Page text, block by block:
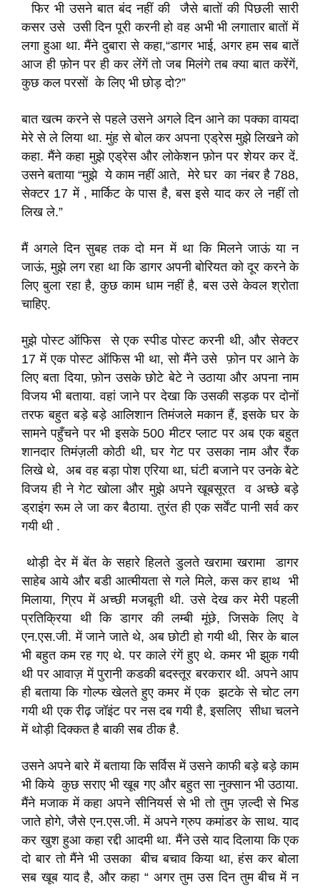
फिर भी उसने बात बंद नहीं की जैसे बातों की पिछली सारी
कसर उसे उसी दिन पूरी करनी हो वह अभी भी लगातार बातों में
लगा हुआ था. मैंने दुबारा से कहा,“डागर भाई, अगर हम सब बातें
आज ही फ़ोन पर ही कर लेंगें तो जब मिलंगे तब क्या बात करेंगें,
कुछ कल परसों के लिए भी छोड़ दो?”
बात खत्म करने से पहले उसने अगले दिन आने का पक्का वायदा
मेरे से ले लिया था. मुंह से बोल कर अपना एड्रेस मुझे लिखने को
कहा. मैंने कहा मुझे एड्रेस और लोकेशन फ़ोन पर शेयर कर दें.
उसने बताया “मुझे ये काम नहीं आते, मेरे घर का नंबर है 788,
सेक्टर 17 में , मार्किट के पास है, बस इसे याद कर ले नहीं तो
लिख ले.”
मैं अगले दिन सुबह तक दो मन में था कि मिलने जाऊं या न
जाऊं, मुझे लग रहा था कि डागर अपनी बोरियत को दूर करने के
लिए बुला रहा है, कुछ काम धाम नहीं है, बस उसे केवल श्रोता
चाहिए.
मुझे पोस्ट ऑफिस से एक स्पीड पोस्ट करनी थी, और सेक्टर
17 में एक पोस्ट ऑफिस भी था, सो मैंने उसे फ़ोन पर आने के
लिए बता दिया, फ़ोन उसके छोटे बेटे ने उठाया और अपना नाम
विजय भी बताया. वहां जाने पर देखा कि उसकी सड़क पर दोनों
तरफ बहुत बड़े बड़े आलिशान तिमंजले मकान हैं, इसके घर के
सामने पहुँचने पर भी इसके 500 मीटर प्लाट पर अब एक बहुत
शानदार तिमंज़ली कोठी थी, घर गेट पर उसका नाम और रैंक
लिखे थे, अब वह बड़ा पोश एरिया था, घंटी बजाने पर उनके बेटे
विजय ही ने गेट खोला और मुझे अपने खूबसूरत व अच्छे बड़े
ड्राइंग रूम ले जा कर बैठाया. तुरंत ही एक सर्वेंट पानी सर्व कर
गयी थी .
थोड़ी देर में बेंत के सहारे हिलते डुलते खरामा खरामा डागर
साहेब आये और बडी आत्मीयता से गले मिले, कस कर हाथ भी
मिलाया, ग्रिप में अच्छी मजबूती थी. उसे देख कर मेरी पहली
प्रतिक्रिया थी कि डागर की लम्बी मूंछे, जिसके लिए वे
एन.एस.जी. में जाने जाते थे, अब छोटी हो गयी थी, सिर के बाल
भी बहुत कम रह गए थे. पर काले रंगें हुए थे. कमर भी झुक गयी
थी पर आवाज़ में पुरानी कडकी बदस्तूर बरकरार थी. अपने आप
ही बताया कि गोल्फ खेलते हुए कमर में एक झटके से चोट लग
गयी थी एक रीढ़ जॉइंट पर नस दब गयी है, इसलिए सीधा चलने
में थोड़ी दिक्कत है बाकी सब ठीक है.
उसने अपने बारे में बताया कि सर्विस में उसने काफी बड़े बड़े काम
भी किये कुछ सराए भी खूब गए और बहुत सा नुक्सान भी उठाया.
मैंने मजाक में कहा अपने सीनियर्स से भी तो तुम ज़ल्दी से भिड
जाते होगे, जैसे एन.एस.जी. में अपने ग्रुप कमांडर के साथ. याद
कर खुश हुआ कहा रद्दी आदमी था. मैंने उसे याद दिलाया कि एक
दो बार तो मैंने भी उसका बीच बचाव किया था, हंस कर बोला
सब खूब याद है, और कहा “ अगर तुम उस दिन तुम बीच में न